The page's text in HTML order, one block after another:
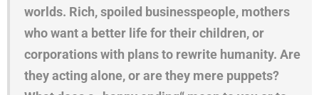
worlds. Rich, spoiled businesspeople, mothers
who want a better life for their children, or
corporations with plans to rewrite humanity. Are
they acting alone, or are they mere puppets?